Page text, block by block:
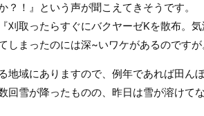
？！』という声が聞こえてきそうです。
刈取ったらすぐにバクヤーゼKを散布。
しまったのには深~いワケがあるのですが
地域にありますので、例年であれば田んぼ
回雪が降ったものの、昨日は雪が溶け